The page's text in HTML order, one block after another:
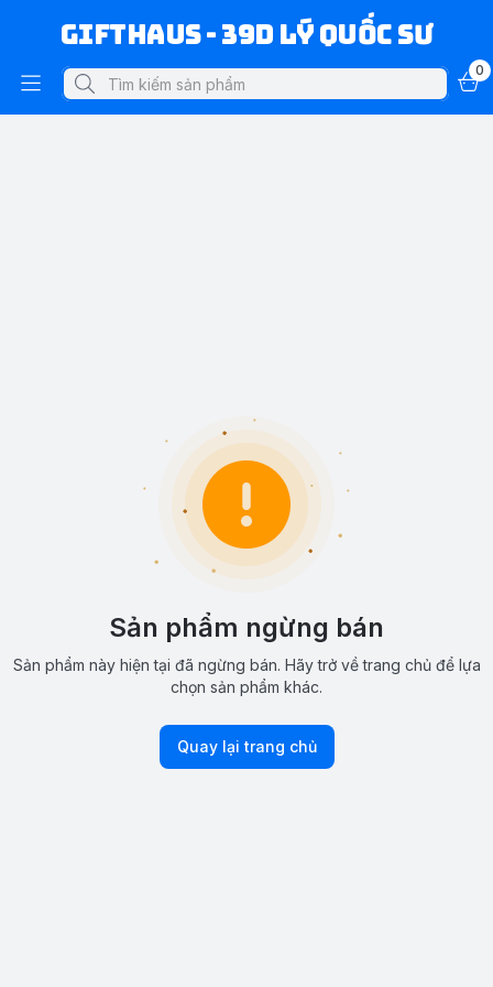
Gifthaus - 39D Lý Quốc Sư
0
Sản phẩm ngừng bán
Sản phẩm này hiện tại đã ngừng bán. Hãy trở về trang chủ để lựa
chọn sản phẩm khác.
Quay lại trang chủ